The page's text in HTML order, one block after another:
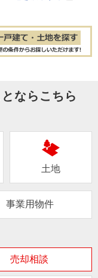
ならこちら
土地
事業用物件
売却相談